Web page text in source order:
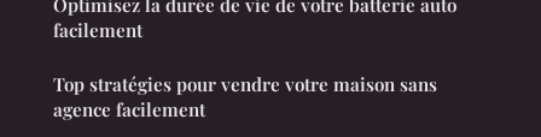
Optimisez la durée de vie de votre batterie auto
facilement
Top stratégies pour vendre votre maison sans
agence facilement